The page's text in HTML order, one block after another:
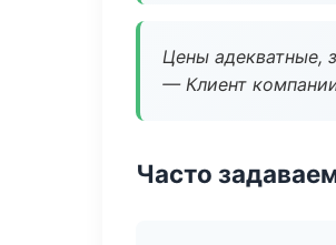
Цены адекватные,
— Клиент
Часто